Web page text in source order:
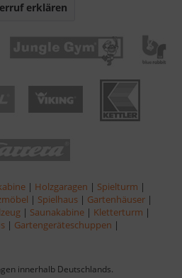
erklären
| Holzgaragen | Spielturm |
| Spielhaus | Gartenhäuser |
| Saunakabine | Kletterturm |
| Gartengeräteschuppen |
innerhalb Deutschlands.